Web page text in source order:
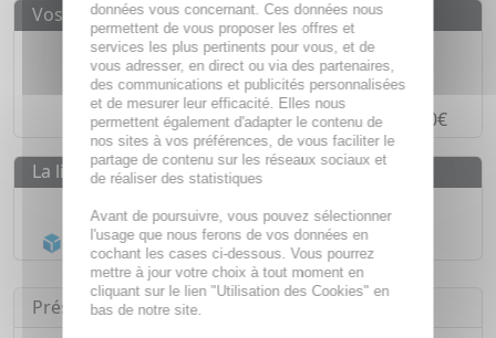
Vos avantages
Des prix IMBATTABLES
Paiement en ligneSÉCURISÉ
Paiement en4 fois sans fraisà partir de 30€
La livraison
Livraison gratuite dès
Acheminement Chronoposten 24h*
Présentation
données vous concernant. Ces données nous
permettent de vous proposer les offres et
services les plus pertinents pour vous, et de
vous adresser, en direct ou via des partenaires,
des communications et publicités personnalisées
et de mesurer leur efficacité. Elles nous
permettent également d'adapter le contenu de
nos sites à vos préférences, de vous faciliter le
partage de contenu sur les réseaux sociaux et
de réaliser des statistiques
Avant de poursuivre, vous pouvez sélectionner
l'usage que nous ferons de vos données en
cochant les cases ci-dessous. Vous pourrez
mettre à jour votre choix à tout moment en
cliquant sur le lien "Utilisation des Cookies" en
bas de notre site.